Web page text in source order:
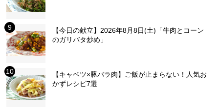
【今日の献立】2026年8月8日(土)「牛肉とコーン
のガリバタ炒め」
【キャベツ×豚バラ肉】ご飯が止まらない！人気お
かずレシピ7選